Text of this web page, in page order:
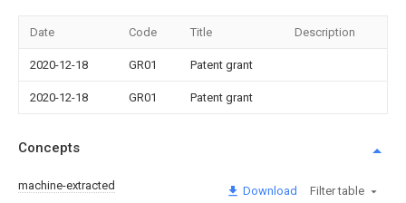
Date Code Title Description
2020-12-18 GR01 Patent grant
2020-12-18 GR01 Patent grant
Concepts
machine-extracted Download Filter table